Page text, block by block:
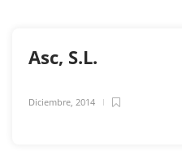
Asc, S.L.
Diciembre, 2014